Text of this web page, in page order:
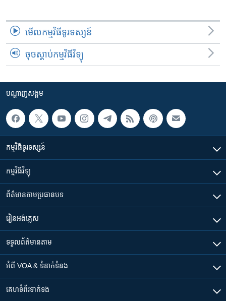
មើល​កម្មវិធី​ទូរទស្សន៍
ចុចស្តាប់កម្មវិធីវិទ្យុ
បណ្តាញ​សង្គម
កម្មវិធី​ទូរទស្សន៍
កម្មវិធី​វិទ្យុ
ព័ត៌មាន​តាមប្រធានបទ​
រៀន​​អង់គ្លេស
ទទួល​ព័ត៌មាន​តាម
អំពី​ VOA & ទំនាក់ទំនង
គេហទំព័រ​​ទាក់ទង